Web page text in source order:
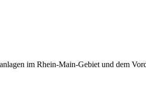
im Rhein-Main-Gebiet und dem